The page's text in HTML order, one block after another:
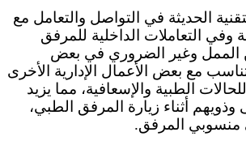
الحديثة في التواصل والتعامل مع
وفي التعاملات الداخلية للمرفق
الممل وغير الضروري في بعض
مع بعض الأعمال الإدارية الأخرى
الطبية والإسعافية، مما يزيد
أثناء زيارة المرفق الطبي،
منسوبي المرفق.